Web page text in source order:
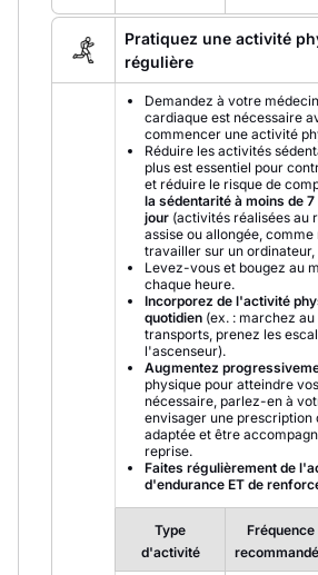
Pratiquez une activité
régulière
Demandez à votre
cardiaque est nécessaire
commencer une activité
Réduire les activités
plus est essentiel pour
et réduire le risque de
la sédentarité à moins de
jour (activités réalisées au
assise ou allongée,
travailler sur un ordinateur,
Levez-vous et bougez au
chaque heure.
Incorporez de l'activité
quotidien (ex. : marchez
transports, prenez les
l'ascenseur).
Augmentez
physique pour atteindre
nécessaire, parlez-en à
envisager une
adaptée et être
reprise.
Faites régulièrement de
d'endurance ET de
Type
d'activité
Fréquence